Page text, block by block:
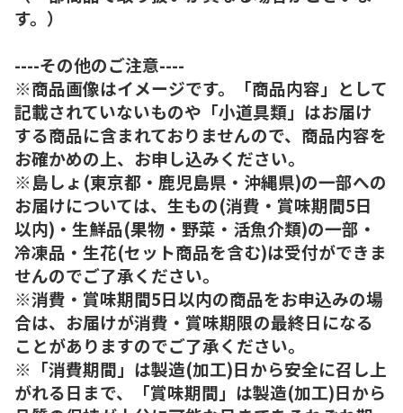
す。）
----その他のご注意----
※商品画像はイメージです。「商品内容」として
記載されていないものや「小道具類」はお届け
する商品に含まれておりませんので、商品内容を
お確かめの上、お申し込みください。
※島しょ(東京都・鹿児島県・沖縄県)の一部への
お届けについては、生もの(消費・賞味期間5日
以内)・生鮮品(果物・野菜・活魚介類)の一部・
冷凍品・生花(セット商品を含む)は受付ができま
せんのでご了承ください。
※消費・賞味期間5日以内の商品をお申込みの場
合は、お届けが消費・賞味期限の最終日になる
ことがありますのでご了承ください。
※「消費期間」は製造(加工)日から安全に召し上
がれる日まで、「賞味期間」は製造(加工)日から